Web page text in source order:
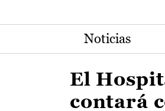
Noticias
El
contará